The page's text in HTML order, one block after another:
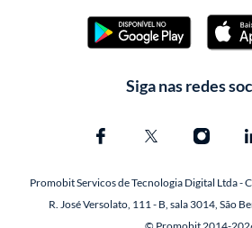
Siga nas redes
Promobit Servicos de Tecnologia Digital Ltda -
R. José Versolato, 111 - B, sala 3014, São